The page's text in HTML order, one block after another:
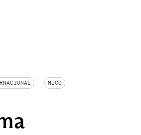
MICO